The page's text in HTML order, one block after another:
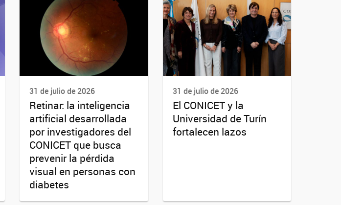
31 de julio de 2026
Retinar: la inteligencia
artificial desarrollada
por investigadores del
CONICET que busca
prevenir la pérdida
visual en personas con
diabetes
31 de julio de 2026
El CONICET y la
Universidad de Turín
fortalecen lazos